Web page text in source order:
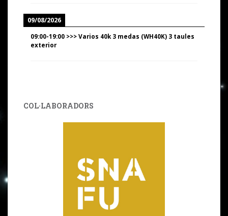
09/08/2026
09:00-19:00 >>>Varios 40k 3 medas (WH40K) 3 taules
exterior
COL·LABORADORS